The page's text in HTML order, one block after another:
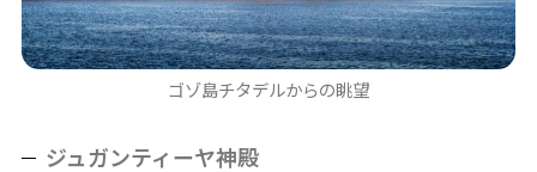
ゴゾ島チタデルからの眺望
ジュガンティーヤ神殿